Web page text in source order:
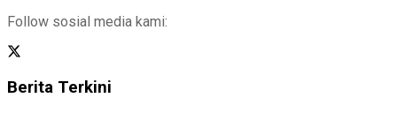
Follow sosial media kami:
Berita Terkini